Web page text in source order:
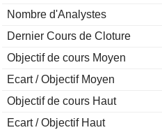
Nombre d'Analystes
Dernier Cours de Cloture
Objectif de cours Moyen
Ecart / Objectif Moyen
Objectif de cours Haut
Ecart / Objectif Haut